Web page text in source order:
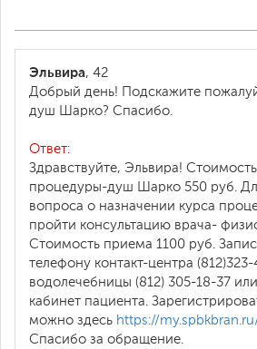
Эльвира, 42
Добрый день! Подскажите
душ Шарко? Спасибо.
Ответ:
Здравствуйте, Эльвира!
процедуры-душ Шарко 550 руб.
вопроса о назначении курса
пройти консультацию врача-
Стоимость приема 1100 руб.
телефону контакт-центра (812)323-
водолечебницы (812) 305-18-37
кабинет пациента.
можно здесь https://
Спасибо за обращение.